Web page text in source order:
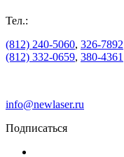
Тел.:
(812) 240-5060, 326-7892
(812) 332-0659, 380-4361
info@newlaser.ru
Подписаться